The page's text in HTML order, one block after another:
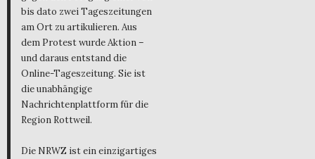
bis dato zwei Tageszeitungen
am Ort zu artikulieren. Aus
dem Protest wurde Aktion –
und daraus entstand die
Online-Tageszeitung. Sie ist
die unabhängige
Nachrichtenplattform für die
Region Rottweil.
Die NRWZ ist ein einzigartiges